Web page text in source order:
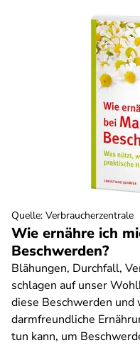
Wie ernähre ich
Beschwerden?
Blähungen, Durchfall,
schlagen auf unser
diese Beschwerden
darmfreundliche
tun kann, um
Quelle: Verbraucherzentrale